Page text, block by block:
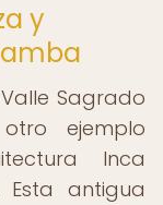
y
Sagrado
ejemplo
Inca
antigua